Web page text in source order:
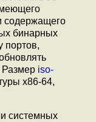
содержащего
бинарных
портов,
Размер iso-
x86-64,
системных